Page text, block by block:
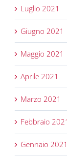
Luglio 2021
Giugno 2021
Maggio 2021
Aprile 2021
Marzo 2021
Febbraio 2021
Gennaio 2021